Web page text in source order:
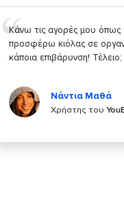
Σας ευχαριστώ που μας
κάτι!
Χρήστης του